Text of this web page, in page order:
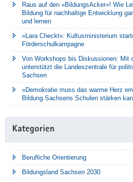
Raus auf den »BildungsAcker«! Wie
Bildung für nachhaltige Entwicklung
und lernen
»Lara Checkt«: Kultusministerium
Förderschulkampagne
Von Workshops bis Diskussionen: Mit
unterstützt die Landeszentrale für
Sachsen
»Demokratie muss das warme Herz
Bildung Sachsens Schulen stärken
Kategorien
Berufliche Orientierung
Bildungsland Sachsen 2030